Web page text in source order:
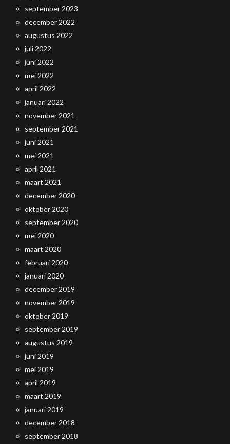
september 2023
december 2022
augustus 2022
juli 2022
juni 2022
mei 2022
april 2022
januari 2022
november 2021
september 2021
juni 2021
mei 2021
april 2021
maart 2021
december 2020
oktober 2020
september 2020
mei 2020
maart 2020
februari 2020
januari 2020
december 2019
november 2019
oktober 2019
september 2019
augustus 2019
juni 2019
mei 2019
april 2019
maart 2019
januari 2019
december 2018
september 2018